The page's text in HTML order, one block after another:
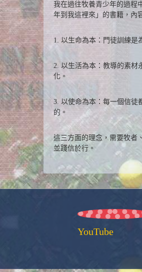
我在過往牧養青少年的過程
年到我這裡來」的書籍，內
1. 以生命為本：門徒訓練是
2. 以生活為本：教導的素材
化。
3. 以使命為本：每一個信徒
的。
這三方面的理念，需要牧者
並踐信於行。
YouTube